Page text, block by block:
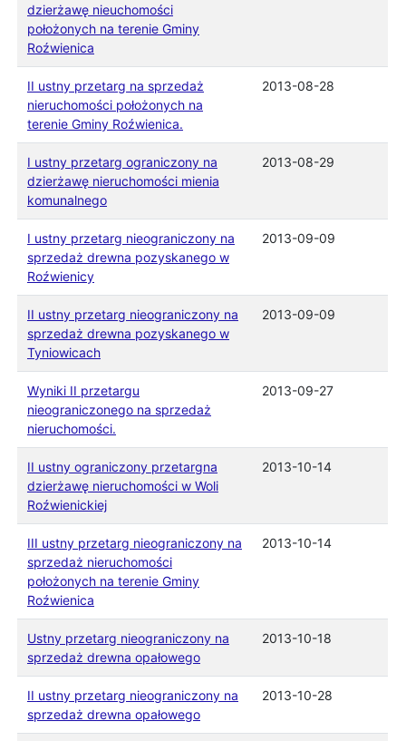
dzierżawę nieuchomości
położonych na terenie Gminy
Roźwienica
II ustny przetarg na sprzedaż
nieruchomości położonych na
terenie Gminy Roźwienica.
2013-08-28
I ustny przetarg ograniczony na
dzierżawę nieruchomości mienia
komunalnego
2013-08-29
I ustny przetarg nieograniczony na
sprzedaż drewna pozyskanego w
Roźwienicy
2013-09-09
II ustny przetarg nieograniczony na
sprzedaż drewna pozyskanego w
Tyniowicach
2013-09-09
Wyniki II przetargu
nieograniczonego na sprzedaż
nieruchomości.
2013-09-27
II ustny ograniczony przetargna
dzierżawę nieruchomości w Woli
Roźwienickiej
2013-10-14
III ustny przetarg nieograniczony na
sprzedaż nieruchomości
położonych na terenie Gminy
Roźwienica
2013-10-14
Ustny przetarg nieograniczony na
sprzedaż drewna opałowego
2013-10-18
II ustny przetarg nieograniczony na
sprzedaż drewna opałowego
2013-10-28